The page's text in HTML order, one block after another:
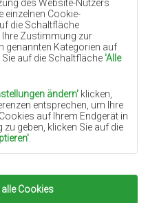
des Website-Nutzers
einzelnen Cookie-
die Schaltfläche
Ihre Zustimmung zur
genannten Kategorien auf
Sie auf die Schaltfläche 'Alle
ändern' klicken,
entsprechen, um Ihre
auf Ihrem Endgerät in
geben, klicken Sie auf die
berechtigte Interesse des
oder Dritter in Form der
Dienste auf unserer
Cookies
Blau
Rosa
Grün
Chemex.Alle Rechte